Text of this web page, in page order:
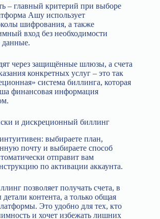
– главный критерий при выборе
Ашу использует
шифрования, а также
вход без необходимости
данные.
через защищённые шлюзы, а счета
конкретных услуг – это так
система биллинга, которая
финансовая информация
и дискреционный биллинг
выбираете план,
почту и выбираете способ
отправит вам
по активации аккаунта.
позволяет получать счета, в
контента, а только общая
Это удобно для тех, кто
и хочет избежать лишних